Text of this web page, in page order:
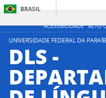
ACESSIBILIDADE ALTO
BRASIL
UNIVERSIDADE FEDERAL DA
DLS -